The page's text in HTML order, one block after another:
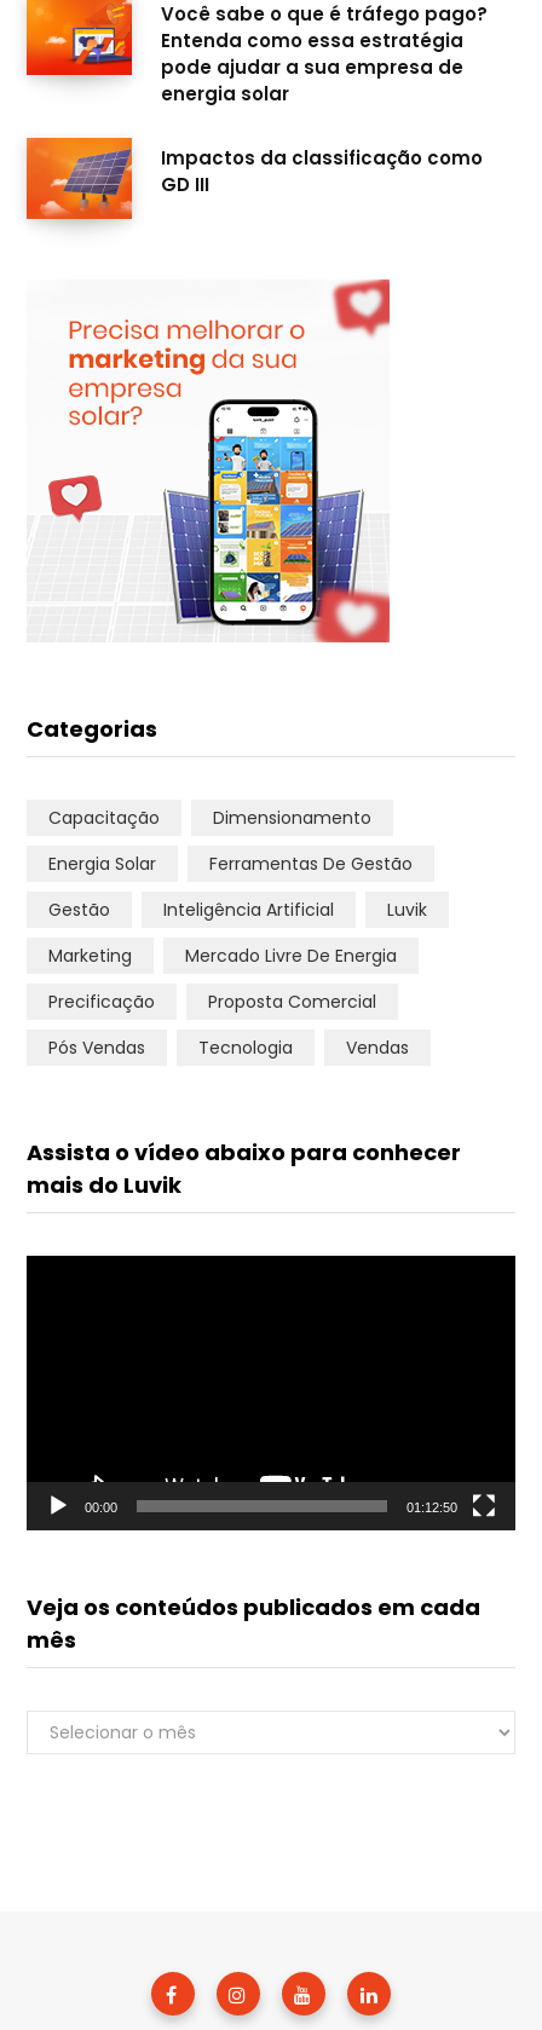
Renato do Luvik
Você sabe o que é tráfego pago?
Entenda como essa estratégia
pode ajudar a sua empresa de
energia solar
Impactos da classificação como
GD III
Categorias
Capacitação
Dimensionamento
Energia Solar
Ferramentas De Gestão
Gestão
Inteligência Artificial
Luvik
Marketing
Mercado Livre De Energia
Precificação
Proposta Comercial
Pós Vendas
Tecnologia Vendas
Assista o vídeo abaixo para conhecer
mais do Luvik
00:00 01:12:50
Veja os conteúdos publicados em cada
mês
Veja
os